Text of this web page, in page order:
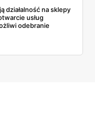
działalność na sklepy
usług
odebranie